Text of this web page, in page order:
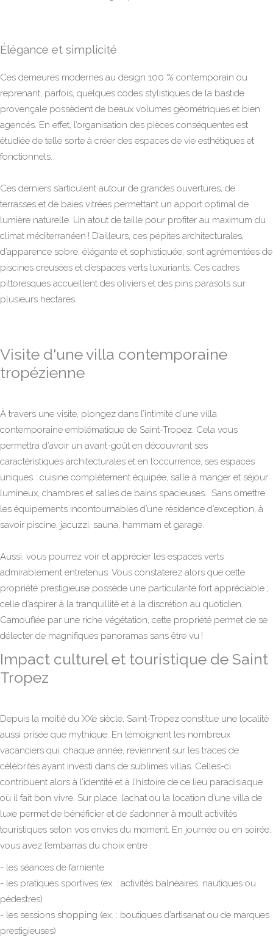
Élégance et simplicité
Ces demeures modernes au design 100 % contemporain ou
reprenant, parfois, quelques codes stylistiques de la bastide
provençale possèdent de beaux volumes géométriques et bien
agencés. En effet, l’organisation des pièces conséquentes est
étudiée de telle sorte à créer des espaces de vie esthétiques et
fonctionnels.
Ces derniers s’articulent autour de grandes ouvertures, de
terrasses et de baies vitrées permettant un apport optimal de
lumière naturelle. Un atout de taille pour profiter au maximum du
climat méditerranéen ! D’ailleurs, ces pépites architecturales,
d’apparence sobre, élégante et sophistiquée, sont agrémentées de
piscines creusées et d’espaces verts luxuriants. Ces cadres
pittoresques accueillent des oliviers et des pins parasols sur
plusieurs hectares.
Visite d'une villa contemporaine
tropézienne
À travers une visite, plongez dans l’intimité d’une villa
contemporaine emblématique de Saint-Tropez. Cela vous
permettra d’avoir un avant-goût en découvrant ses
caractéristiques architecturales et en l’occurrence, ses espaces
uniques : cuisine complètement équipée, salle à manger et séjour
lumineux, chambres et salles de bains spacieuses… Sans omettre
les équipements incontournables d’une résidence d’exception, à
savoir piscine, jacuzzi, sauna, hammam et garage.
Aussi, vous pourrez voir et apprécier les espaces verts
admirablement entretenus. Vous constaterez alors que cette
propriété prestigieuse possède une particularité fort appréciable ;
celle d’aspirer à la tranquillité et à la discrétion au quotidien.
Camouflée par une riche végétation, cette propriété permet de se
délecter de magnifiques panoramas sans être vu !
Impact culturel et touristique de Saint
Tropez
Depuis la moitié du XXe siècle, Saint-Tropez constitue une localité
aussi prisée que mythique. En témoignent les nombreux
vacanciers qui, chaque année, reviennent sur les traces de
célébrités ayant investi dans de sublimes villas. Celles-ci
contribuent alors à l’identité et à l’histoire de ce lieu paradisiaque
où il fait bon vivre. Sur place, l’achat ou la location d’une villa de
luxe permet de bénéficier et de s’adonner à moult activités
touristiques selon vos envies du moment. En journée ou en soirée,
vous avez l’embarras du choix entre :
- les séances de farniente
- les pratiques sportives (ex. : activités balnéaires, nautiques ou
pédestres)
- les sessions shopping (ex. : boutiques d’artisanat ou de marques
prestigieuses)